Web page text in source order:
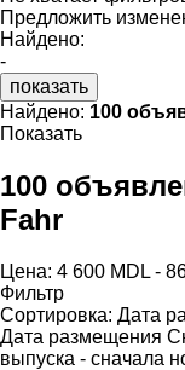
Предложить
Найдено:
-
показать
Найдено: 100
Показать
100
Fahr
Цена: 4 600 MDL -
Фильтр
Сортировка: Дата
Дата размещения
выпуска - сначала